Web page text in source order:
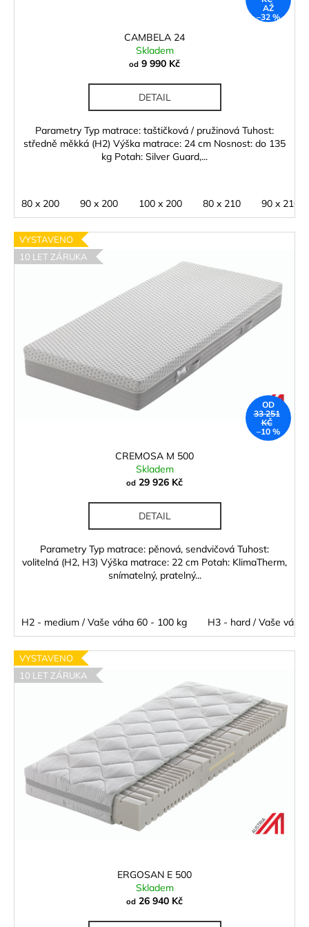
AŽ
–32 %
CAMBELA 24
Skladem
od 9 990 Kč
DETAIL
Parametry Typ matrace: taštičková / pružinová Tuhost:
středně měkká (H2) Výška matrace: 24 cm Nosnost: do 135
kg Potah: Silver Guard,...
80 x 200 90 x 200 100 x 200 80 x 210 90 x 210
VYSTAVENO
10 LET ZÁRUKA
OD
33 251
KČ
–10 %
CREMOSA M 500
Skladem
od 29 926 Kč
DETAIL
Parametry Typ matrace: pěnová, sendvičová Tuhost:
volitelná (H2, H3) Výška matrace: 22 cm Potah: KlimaTherm,
snímatelný, pratelný...
H2 - medium / Vaše váha 60 - 100 kg H3 - hard / Vaše váha
VYSTAVENO
10 LET ZÁRUKA
ERGOSAN E 500
Skladem
od 26 940 Kč